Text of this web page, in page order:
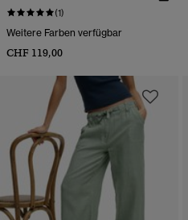
(1)
Weitere Farben verfügbar
CHF 119,00